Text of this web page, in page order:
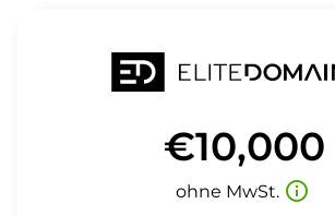
€10,000
ohne MwSt. info_outline